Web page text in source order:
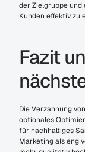
der Zielgruppe
Kunden effektiv zu
Fazit
Die Verzahnung
optionales
für nachhaltiges
Marketing als eng